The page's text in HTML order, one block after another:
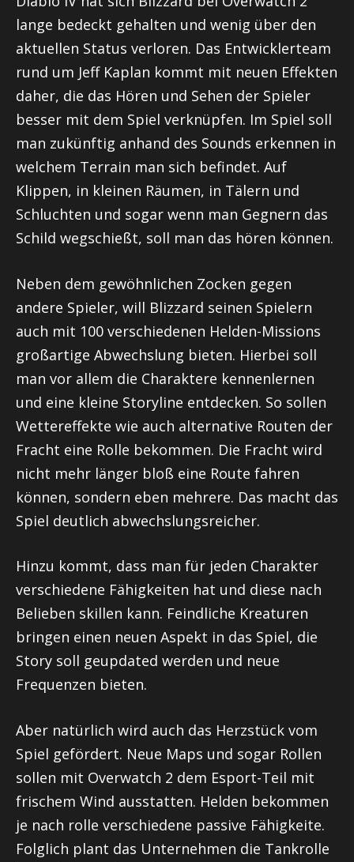
lange bedeckt gehalten und wenig über den
aktuellen Status verloren. Das Entwicklerteam
rund um Jeff Kaplan kommt mit neuen Effekten
daher, die das Hören und Sehen der Spieler
besser mit dem Spiel verknüpfen. Im Spiel soll
man zukünftig anhand des Sounds erkennen in
welchem Terrain man sich befindet. Auf
Klippen, in kleinen Räumen, in Tälern und
Schluchten und sogar wenn man Gegnern das
Schild wegschießt, soll man das hören können.
Neben dem gewöhnlichen Zocken gegen
andere Spieler, will Blizzard seinen Spielern
auch mit 100 verschiedenen Helden-Missions
großartige Abwechslung bieten. Hierbei soll
man vor allem die Charaktere kennenlernen
und eine kleine Storyline entdecken. So sollen
Wettereffekte wie auch alternative Routen der
Fracht eine Rolle bekommen. Die Fracht wird
nicht mehr länger bloß eine Route fahren
können, sondern eben mehrere. Das macht das
Spiel deutlich abwechslungsreicher.
Hinzu kommt, dass man für jeden Charakter
verschiedene Fähigkeiten hat und diese nach
Belieben skillen kann. Feindliche Kreaturen
bringen einen neuen Aspekt in das Spiel, die
Story soll geupdated werden und neue
Frequenzen bieten.
Aber natürlich wird auch das Herzstück vom
Spiel gefördert. Neue Maps und sogar Rollen
sollen mit Overwatch 2 dem Esport-Teil mit
frischem Wind ausstatten. Helden bekommen
je nach rolle verschiedene passive Fähigkeite.
Folglich plant das Unternehmen die Tankrolle